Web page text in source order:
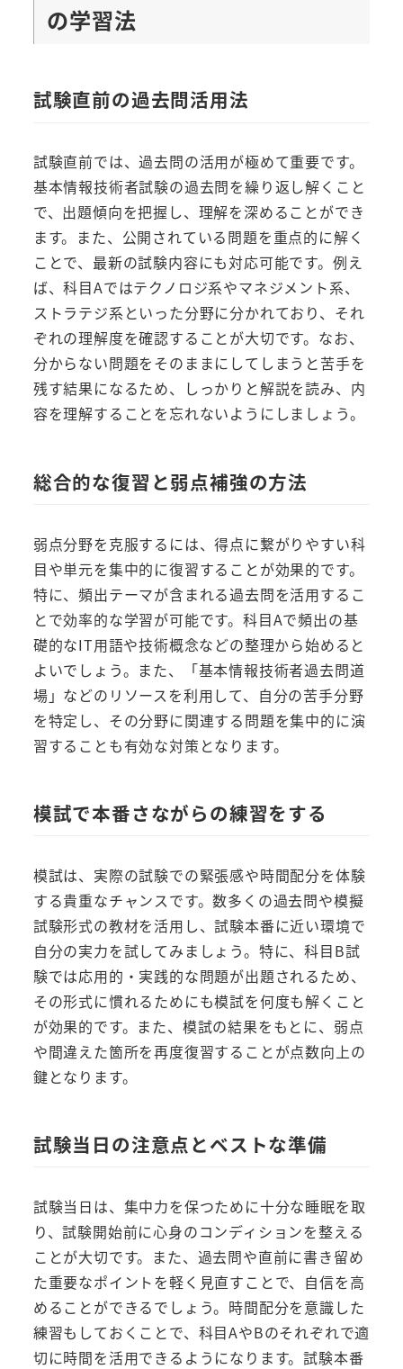
の学習法
試験直前の過去問活用法
試験直前では、過去問の活用が極めて重要です。
基本情報技術者試験の過去問を繰り返し解くこと
で、出題傾向を把握し、理解を深めることができ
ます。また、公開されている問題を重点的に解く
ことで、最新の試験内容にも対応可能です。例え
ば、科目Aではテクノロジ系やマネジメント系、
ストラテジ系といった分野に分かれており、それ
ぞれの理解度を確認することが大切です。なお、
分からない問題をそのままにしてしまうと苦手を
残す結果になるため、しっかりと解説を読み、内
容を理解することを忘れないようにしましょう。
総合的な復習と弱点補強の方法
弱点分野を克服するには、得点に繋がりやすい科
目や単元を集中的に復習することが効果的です。
特に、頻出テーマが含まれる過去問を活用するこ
とで効率的な学習が可能です。科目Aで頻出の基
礎的なIT用語や技術概念などの整理から始めると
よいでしょう。また、「基本情報技術者過去問道
場」などのリソースを利用して、自分の苦手分野
を特定し、その分野に関連する問題を集中的に演
習することも有効な対策となります。
模試で本番さながらの練習をする
模試は、実際の試験での緊張感や時間配分を体験
する貴重なチャンスです。数多くの過去問や模擬
試験形式の教材を活用し、試験本番に近い環境で
自分の実力を試してみましょう。特に、科目B試
験では応用的・実践的な問題が出題されるため、
その形式に慣れるためにも模試を何度も解くこと
が効果的です。また、模試の結果をもとに、弱点
や間違えた箇所を再度復習することが点数向上の
鍵となります。
試験当日の注意点とベストな準備
試験当日は、集中力を保つために十分な睡眠を取
り、試験開始前に心身のコンディションを整える
ことが大切です。また、過去問や直前に書き留め
た重要なポイントを軽く見直すことで、自信を高
めることができるでしょう。時間配分を意識した
練習もしておくことで、科目AやBのそれぞれで適
切に時間を活用できるようになります。試験本番